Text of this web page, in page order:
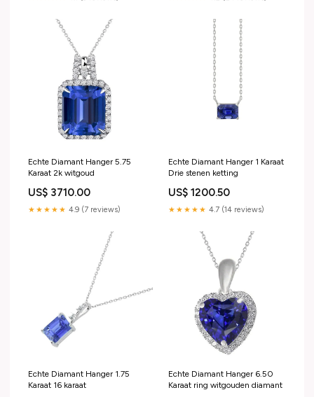
Echte Diamant Hanger 5.75
Karaat 2k witgoud
US$ 3710.00
★★★★★ 4.9 (7 reviews)
Echte Diamant Hanger 1 Karaat
Drie stenen ketting
US$ 1200.50
★★★★★ 4.7 (14 reviews)
Echte Diamant Hanger 1.75
Karaat 16 karaat
Echte Diamant Hanger 6.50
Karaat ring witgouden diamant